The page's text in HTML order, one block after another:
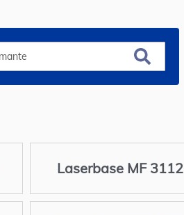
Laserbase MF 3112